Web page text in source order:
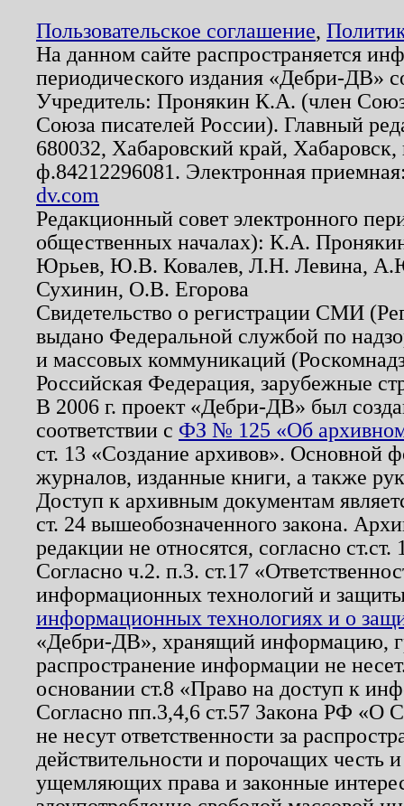
Пользовательское соглашение,
На данном сайте распространяется
периодического издания «Дебри-ДВ»
Учредитель: Пронякин К.А. (член
Союза писателей России). Главный
680032, Хабаровский край,
ф.84212296081. Электронная
dv.com
Редакционный совет электронного
общественных началах): К.А.
Юрьев, Ю.В. Ковалев, Л.Н. Левина,
Сухинин, О.В. Егорова
Свидетельство о регистрации СМИ
выдано Федеральной службой по
и массовых коммуникаций
Российская Федерация, зарубежные
В 2006 г. проект «Дебри-ДВ» был
соответствии с ФЗ № 125 «Об
ст. 13 «Создание архивов». Основной
журналов, изданные книги, а также
Доступ к архивным документам
ст. 24 вышеобозначенного закона.
редакции не относятся, согласно
Согласно ч.2. п.3. ст.17
информационных технологий и
информационных технологиях и о
«Дебри-ДВ», хранящий информацию,
распространение информации не
основании ст.8 «Право на доступ к
Согласно пп.3,4,6 ст.57 Закона РФ «О
не несут ответственности за
действительности и порочащих честь
ущемляющих права и законные